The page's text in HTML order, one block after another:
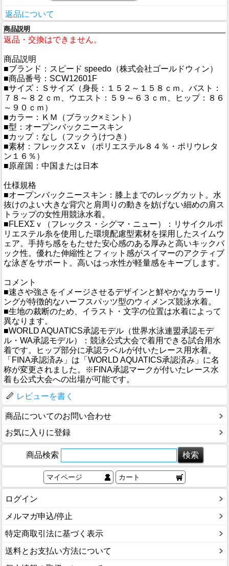
返品について
商品説明
返品・交換はできません。
商品説明
■ブランド：スピード speedo（株式会社ゴールドウィン）
■商品番号：SCW12601F
■サイズ：Ｓサイズ（身長：１５２～１５８ｃｍ、バスト：
７８～８２ｃｍ、ウエスト：５９～６３ｃｍ、ヒップ：８６
～９０ｃｍ）
■カラー：ＫＭ（ブラック×ミント）
■型：オープンバックニースキン
■カップ：なし（フックうけつき）
■素材：フレックスΣｖ（ポリエステル８４％・ポリウレタ
ン１６％）
■原産国：中国または日本
仕様規格
■オープンバックニースキン：膝上までのレッグカット。水
抜けのよい大きな背穴と肩周りの動きを妨げない細めの肩ス
トラップの女性用競泳水着。
■FLEXΣｖ（フレックス・シグマ・ニュー）：リサイクルポ
リエステル糸を使用した環境配慮型素材を採用したスイムウ
ェア。手持ち感をもたせた安心感のある厚みと高いキックバ
ック性。優れた伸縮性とフィット感がスイマーのアクティブ
な泳ぎをサポート。高いはっ水性が軽量感をキープします。
コメント
■速さや強さをイメージさせるデザインと鮮やかなカラーリ
ングが特徴的なハーフスパッツ型のウィメンズ競泳水着。
■生地の裁断のため、イラスト・文字の位置は水着によって
異なります。
■WORLD AQUATICS承認モデル（世界水泳連盟承認モデ
ル・WA承認モデル）：競泳公式大会で着用できる試合用水
着です。ヒップ部分に承認ラベルが付いたレース用水着。
「FINA承認済み」は「WORLD AQUATICS承認済み」に名
称が変更されました。※FINA承認マークが付いたレース水
着も公式大会への出場が可能です。
レビューを書く
商品についてのお問い合わせ
お気に入りに登録
商品検索
マイページ カート
ログイン
メルマガ申込/停止
特定商取引法に基づく表示
送料とお支払い方法について